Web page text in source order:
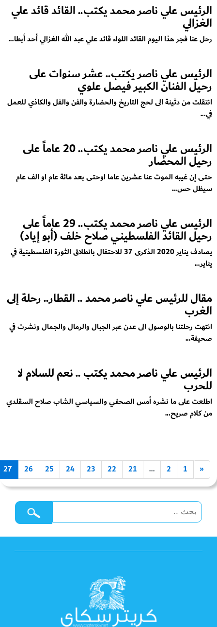
الرئيس علي ناصر محمد يكتب.. القائد قائد علي
الغزالي
رحل عنا فجر هذا اليوم القائد اللواء قائد علي عبد الله الغزالي أحد أبطا...
الرئيس علي ناصر يكتب.. عشر سنوات على
رحيل الفنان الكبير فيصل علوي
انتقلت من دثينة الى لحج التاريخ والحضارة والفن والفل والكاذي للعمل
في...
الرئيس علي ناصر محمد يكتب.. 20 عاماً على
رحيل المحضار
حتى إن غيبه الموت عنا عشرين عاما اوحتى بعد مائة عام او الف عام
سيظل حس...
الرئيس علي ناصر محمد يكتب.. 29 عاماً على
رحيل القائد الفلسطيني صلاح خلف (أبو إياد)
يصادف يناير 2020 الذكرى 37 للاحتفال بانطلاق الثورة الفلسطينية في
يناير...
مقال للرئيس علي ناصر محمد .. القطار.. رحلة إلى
الغرب
انتهت رحلتنا بالوصول الى عدن عبر الجبال والرمال والجمال ونشرت في
صحيفة...
الرئيس علي ناصر محمد يكتب .. نعم للسلام لا
للحرب
اطلعت على ما نشره أمس الصحفي والسياسي الشاب صلاح السقلدي
من كلام صريح...
«
1
2
...
21
22
23
24
25
26
27